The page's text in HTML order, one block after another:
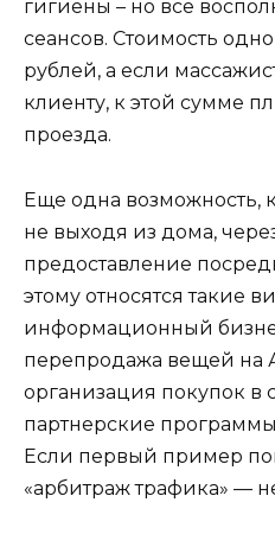
гигиены – но все
сеансов. Стоимость
рублей, а если
клиенту, к этой сумме
проезда.
Еще одна возможность,
не выходя из дома,
предоставление
этому относятся такие
информационный
перепродажа вещей на
организация покупок в
партнерские
Если первый пример
«арбитраж трафика» —